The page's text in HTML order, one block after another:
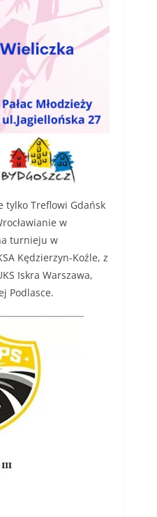
tylko Treflowi Gdańsk
w
turnieju w
Kędzierzyn-Koźle, z
Iskra Warszawa,
Podlasce.